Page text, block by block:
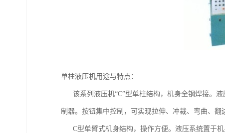
单柱液压机用途与特点：
该系列液压机“C”型单柱结构，机身全钢焊接。液
制器。按钮集中控制，可实现拉伸、冲裁、弯曲、
C型单臂式机身结构，操作方便。液压系统置于机